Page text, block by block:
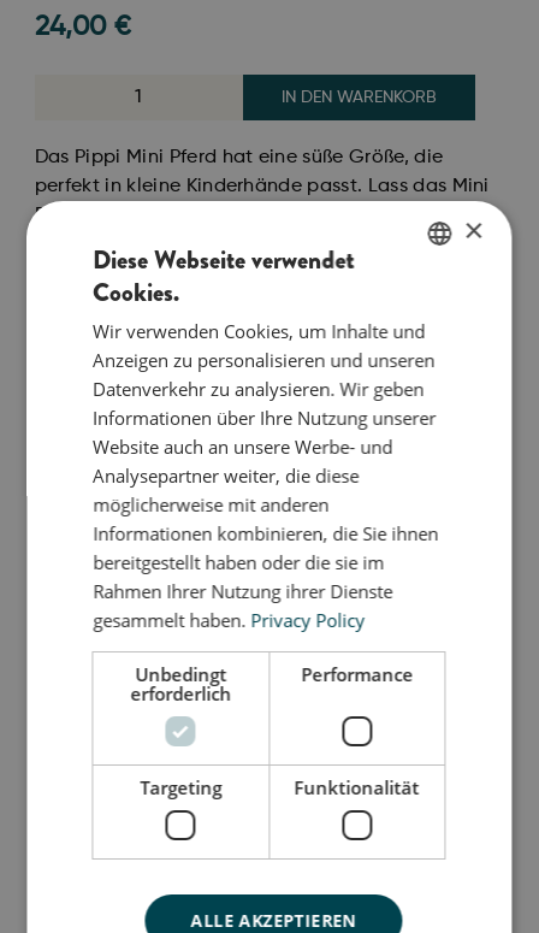
24,00 €
IN DEN WARENKORB
Das Pippi Mini Pferd hat eine süße Größe, die
perfekt in kleine Kinderhände passt. Lass das Mini
Pferd Teil des Spiels mit Puppen und Kuscheltieren
sein oder nimm es mit in die Badewanne für ein
bisschen Wasserspaß. Es schwimmt wie ein echtes
Seepferdchen und nimmt kein Wasser auf.
Zum Mini Pferd gehört ein kleines Heft mit vielen
lustigen Pippi Aktivitäten für dein Kind.
Hilfe für Mädchen auf der Flucht
Mit jedem Produkt aus der bObles x Pippi
Kollektion unterstützt du die #pippioftoday
Initiative von Save the Children, die sich für
Mädchen auf der Flucht einsetzt. Mehr
Informationen findest du unter: pippioftoday.com
Jeg er lavet af
Sådan plejer du mig
DANISH
×
Diese Webseite verwendet
Cookies.
Wir verwenden Cookies, um Inhalte und
Anzeigen zu personalisieren und unseren
Datenverkehr zu analysieren. Wir geben
Informationen über Ihre Nutzung unserer
Website auch an unsere Werbe- und
Analysepartner weiter, die diese
möglicherweise mit anderen
Informationen kombinieren, die Sie ihnen
bereitgestellt haben oder die sie im
Rahmen Ihrer Nutzung ihrer Dienste
gesammelt haben. Privacy Policy
Unbedingt
erforderlich
Performance
Targeting Funktionalität
ALLE AKZEPTIEREN